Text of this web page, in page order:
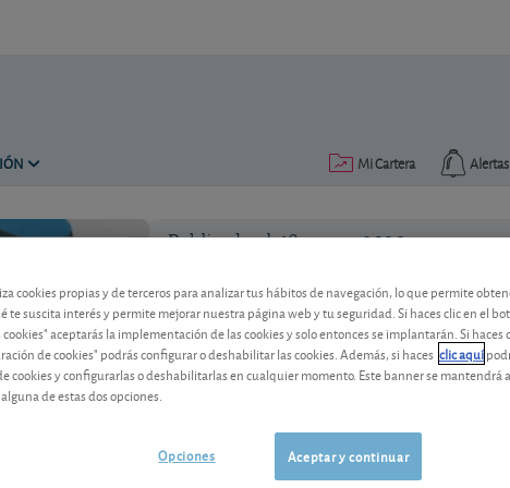
Alertas
Mi Cartera
Publicado el 18 marzo 2020
La acción de Exxon Mobil
La vertiginosa caída del petróleo y la
grupo petrolero norteamericano.
Exxon Mobil 154,84 USD
-
cookies propias y de terceros para analizar tus hábitos de navegación, lo que permite
te suscita interés y permite mejorar nuestra página web y tu seguridad. Si haces clic en el
aceptarás la implementación de las cookies y solo entonces se implantarán. Si haces
de cookies" podrás configurar o deshabilitar las cookies. Además, si haces clic aquí
cookies y configurarlas o deshabilitarlas en cualquier momento. Este banner se mantendrá
de estas dos opciones.
Aceptar y continuar
Opciones